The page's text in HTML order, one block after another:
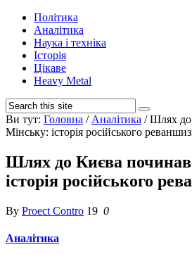
Політика
Аналітика
Наука і техніка
Історія
Цікаве
Heavy Metal
Ви тут: Головна / Аналітика /Шлях до
Мінську: історія російського
Шлях до Києва
історія російського
By Proect Contro 19 0
Аналітика